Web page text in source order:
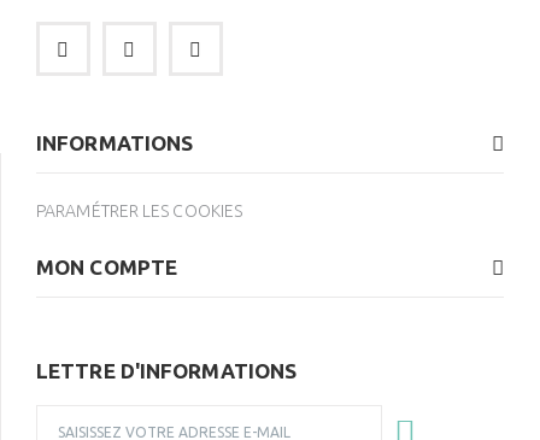
INFORMATIONS
PARAMÉTRER LES COOKIES
MON COMPTE
LETTRE D'INFORMATIONS